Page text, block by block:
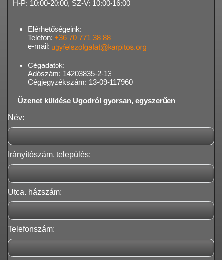
H-P: 10:00-20:00, SZ-V: 10:00-16:00
Elérhetőségeink:
Telefon: +36 70 771 38 88
e-mail:
Cégadatok:
Adószám: 14203835-2-13
Cégjegyzékszám: 13-09-117960
Üzenet küldése Ugodról gyorsan, egyszerűen
Név:
Irányítószám, település:
Utca, házszám:
Telefonszám: